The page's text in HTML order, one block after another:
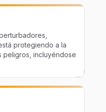
protegiendo a la
peligros, incluyéndose